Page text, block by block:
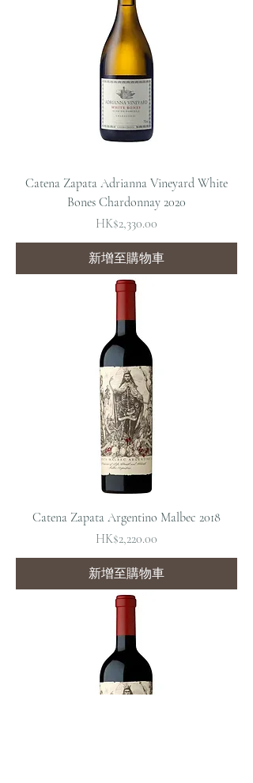
Catena Zapata Adrianna Vineyard White
Bones Chardonnay 2020
價格
HK$2,330.00
新增至購物車
Catena Zapata Argentino Malbec 2018
價格
HK$2,220.00
新增至購物車